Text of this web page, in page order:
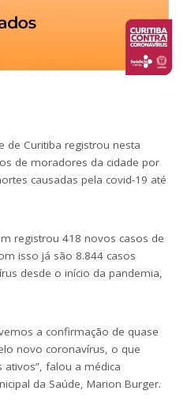
de Curitiba registrou nesta
de moradores da cidade por
causadas pela covid-19 até
registrou 418 novos casos de
isso já são 8.844 casos
desde o início da pandemia,
a confirmação de quase
novo coronavírus, o que
falou a médica
da Saúde, Marion Burger.